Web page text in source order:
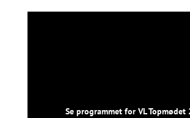
Se programmet for VL Topmødet